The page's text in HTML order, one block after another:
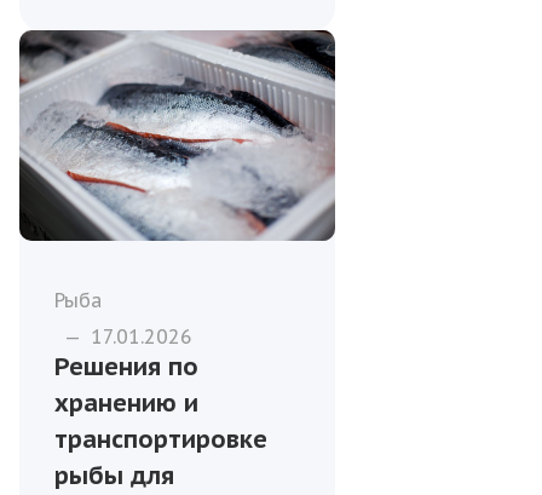
Рыба
— 17.01.2026
Решения по
хранению и
транспортировке
рыбы для